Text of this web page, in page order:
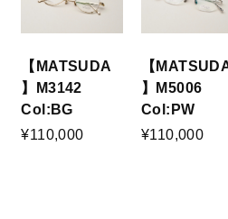
【MATSUDA
】M3142
Col:BG
¥110,000
【
】M5006
Col:PW
¥110,000